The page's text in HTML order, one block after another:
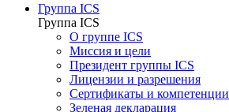
Группа ICS
Группа ICS
О группе ICS
Миссия и цели
Президент группы ICS
Лицензии и разрешения
Сертификаты и компетенции
Зеленая декларация